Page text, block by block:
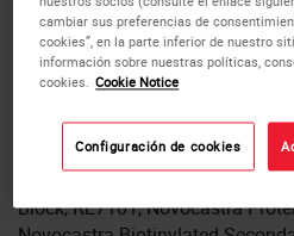
The systems (250 tests),
RE7120-K, are for the
IgM and rabbit IgG primary
Each detection system contains
Block, RE7101, Novocastra
cambiar sus preferencias de
cookies”, en la parte inferior de nuestro
información sobre nuestras políticas,
cookies.
Cookie Notice
Configuración de cookies